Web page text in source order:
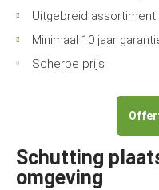
Uitgebreid
Minimaal 10 jaar
Scherpe prijs
Schutting
omgeving